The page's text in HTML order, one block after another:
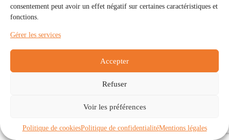
consentement peut avoir un effet négatif sur certaines caractéristiques et
fonctions.
Gérer les services
Accepter
Refuser
Voir les préférences
Politique de cookiesPolitique de confidentialitéMentions légales
Communautés
À propos
Politique de cookies (UE)